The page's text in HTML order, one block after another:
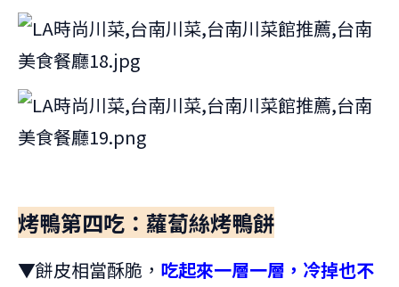
烤鴨第四吃：蘿蔔絲烤鴨餅
▼餅皮相當酥脆， 吃起來一層一層，冷掉也不